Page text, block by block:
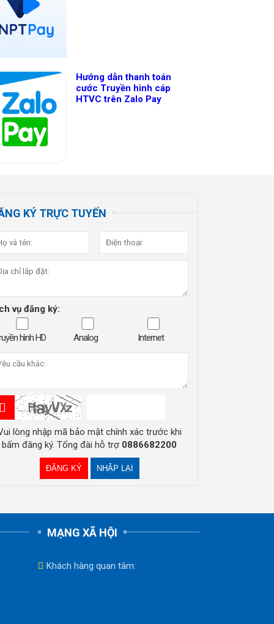
Hướng dẫn thanh toán
cước Truyền hình cáp
HTVC trên Zalo Pay
KÝ TRỰC TUYẾN
vụ đăng ký:
hình HD Analog Internet
lòng nhập mã bảo mật chính xác trước khi
bấm đăng ký. Tổng đài hỗ trợ 0886682200
MẠNG XÃ HỘI
Khách hàng quan tâm: